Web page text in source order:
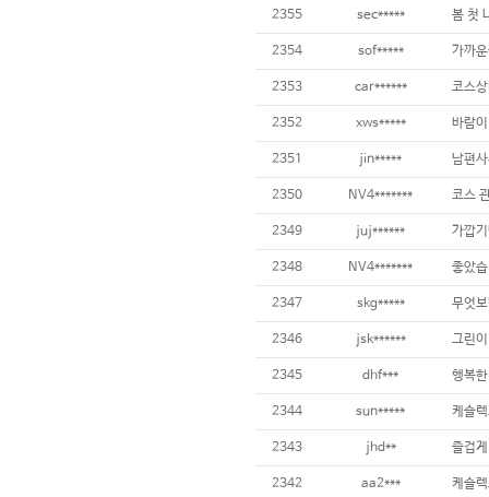
2355 sec***** 봄 첫
2354 sof***** 가까
2353 car****** 코스
2352 xws***** 바람
2351 jin***** 남편
2350 NV4******* 코스
2349 juj****** 가깝
2348 NV4******* 좋았
2347 skg***** 무엇
2346 jsk****** 그린
2345 dhf*** 행복
2344 sun***** 케슬
2343 jhd** 즐겁
2342 aa2*** 케슬